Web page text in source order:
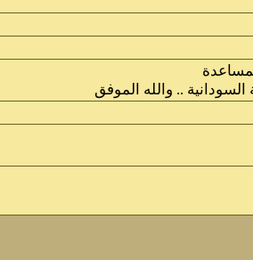
.. والله الموفق